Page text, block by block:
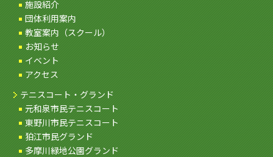
施設紹介
団体利用案内
教室案内（スクール）
お知らせ
イベント
アクセス
テニスコート・グランド
元和泉市民テニスコート
東野川市民テニスコート
狛江市民グランド
多摩川緑地公園グランド